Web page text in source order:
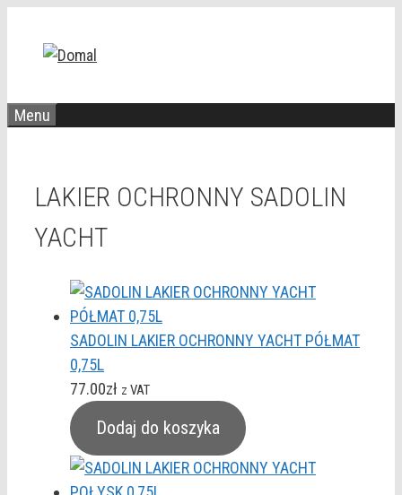
Menu
LAKIER OCHRONNY SADOLIN
YACHT
SADOLIN LAKIER OCHRONNY YACHT PÓŁMAT
0,75L
77.00zł z VAT
Dodaj do koszyka